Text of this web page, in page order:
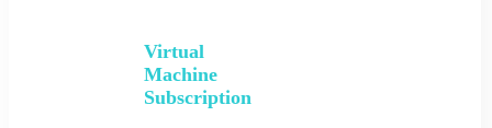
Virtual
Machine
Subscription